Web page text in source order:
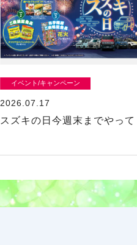
イベント/キャンペーン
2026.07.17
スズキの日今週末までやっ